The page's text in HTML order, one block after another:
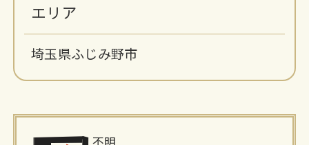
エリア
埼玉県ふじみ野市
不明